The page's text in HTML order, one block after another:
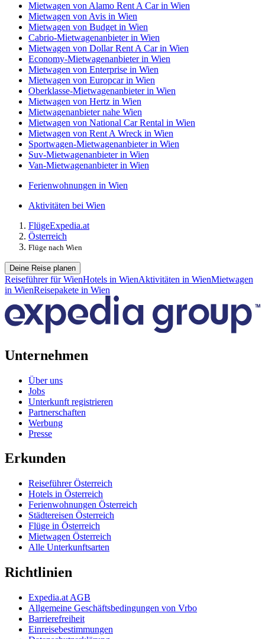
Mietwagen von Alamo Rent A Car in Wien
Mietwagen von Avis in Wien
Mietwagen von Budget in Wien
Cabrio-Mietwagenanbieter in Wien
Mietwagen von Dollar Rent A Car in Wien
Economy-Mietwagenanbieter in Wien
Mietwagen von Enterprise in Wien
Mietwagen von Europcar in Wien
Oberklasse-Mietwagenanbieter in Wien
Mietwagen von Hertz in Wien
Mietwagenanbieter nahe Wien
Mietwagen von National Car Rental in Wien
Mietwagen von Rent A Wreck in Wien
Sportwagen-Mietwagenanbieter in Wien
Suv-Mietwagenanbieter in Wien
Van-Mietwagenanbieter in Wien
Ferienwohnungen in Wien
Aktivitäten bei Wien
FlügeExpedia.at
Österreich
Flüge nach Wien
Deine Reise planen
Reiseführer für WienHotels in WienAktivitäten in WienMietwagen
in WienReisepakete in Wien
Unternehmen
Über uns
Jobs
Unterkunft registrieren
Partnerschaften
Werbung
Presse
Erkunden
Reiseführer Österreich
Hotels in Österreich
Ferienwohnungen Österreich
Städtereisen Österreich
Flüge in Österreich
Mietwagen Österreich
Alle Unterkunftsarten
Richtlinien
Expedia.at AGB
Allgemeine Geschäftsbedingungen von Vrbo
Barrierefreiheit
Einreisebestimmungen